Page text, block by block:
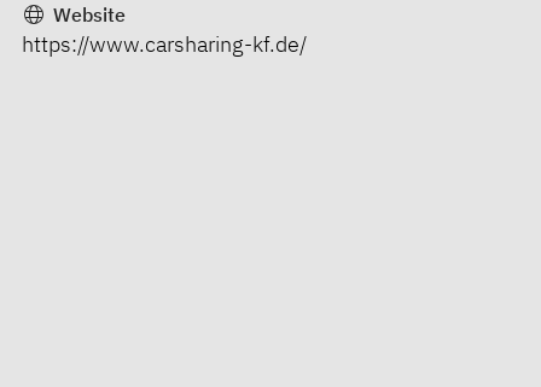
Website
https://www.carsharing-kf.de/